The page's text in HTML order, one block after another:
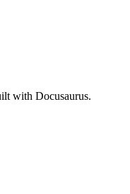
with Docusaurus.